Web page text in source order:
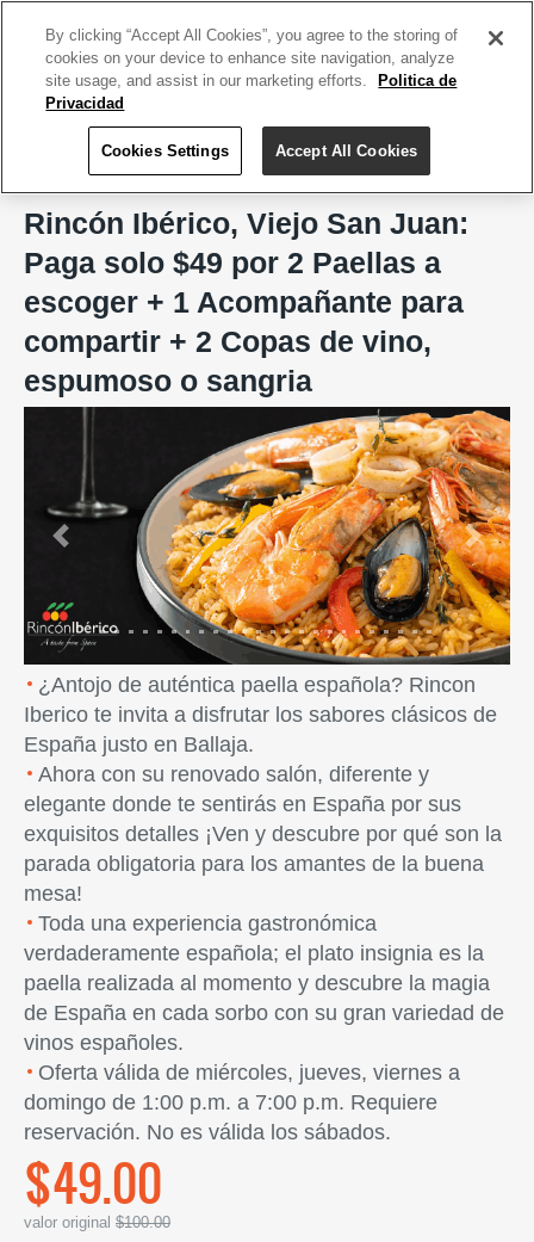
Rincón Ibérico, Viejo San Juan
Rincón Ibérico, Viejo San Juan:
Paga solo $49 por 2 Paellas a
escoger + 1 Acompañante para
compartir + 2 Copas de vino,
espumoso o sangria
Previous Next
¿Antojo de auténtica paella española? Rincon
Iberico te invita a disfrutar los sabores clásicos de
España justo en Ballaja.
Ahora con su renovado salón, diferente y
elegante donde te sentirás en España por sus
exquisitos detalles ¡Ven y descubre por qué son la
parada obligatoria para los amantes de la buena
mesa!
Toda una experiencia gastronómica
verdaderamente española; el plato insignia es la
paella realizada al momento y descubre la magia
de España en cada sorbo con su gran variedad de
vinos españoles.
Oferta válida de miércoles, jueves, viernes a
domingo de 1:00 p.m. a 7:00 p.m. Requiere
reservación. No es válida los sábados.
$49.00
valor original $100.00
By clicking “Accept All Cookies”, you agree to the storing of
cookies on your device to enhance site navigation, analyze
site usage, and assist in our marketing efforts.
Politica de
Privacidad
Cookies Settings Accept All Cookies